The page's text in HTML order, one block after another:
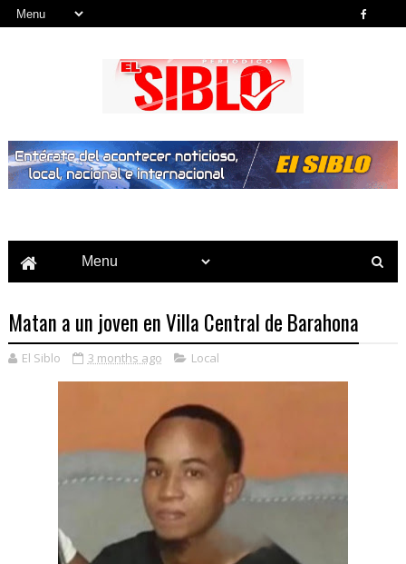
Matan a un joven en Villa Central de Barahona
El Siblo 3 months ago Local